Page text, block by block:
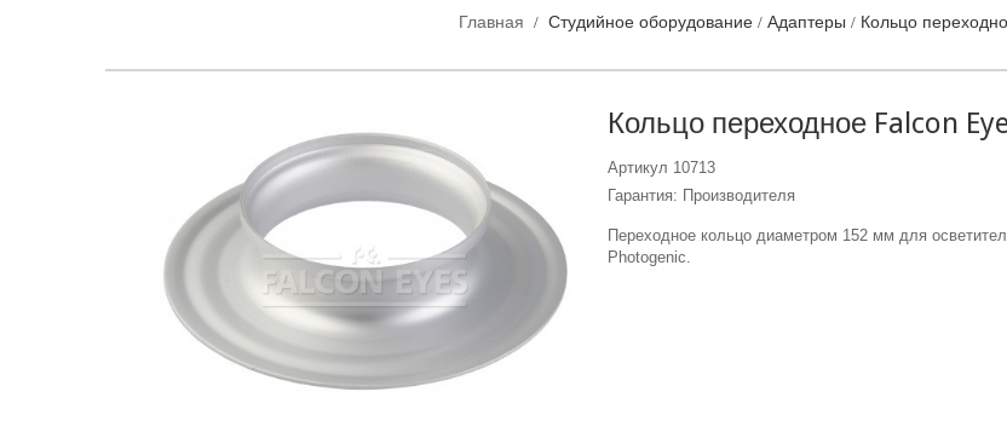
Главная Студийное оборудование Адаптеры Кольцо
Кольцо переходное Falcon
Артикул 10713
Гарантия: Производителя
Переходное кольцо диаметром 152 мм для
Photogenic.